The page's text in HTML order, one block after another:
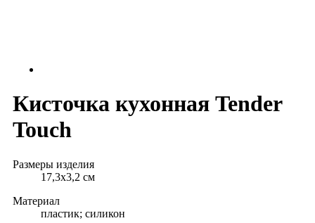
Кисточка кухонная Tender
Touch
Размеры изделия
17,3х3,2 см
Материал
пластик; силикон